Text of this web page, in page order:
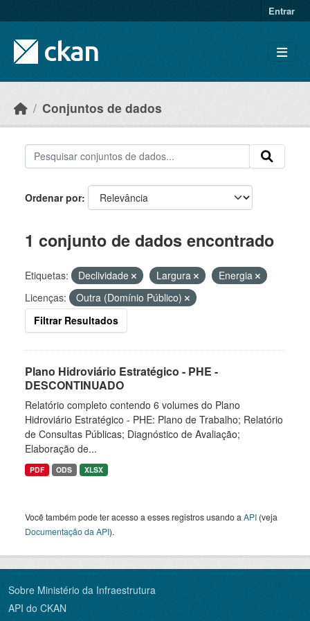
Entrar
Conjuntos de dados
Ordenar por
1 conjunto de dados encontrado
Etiquetas: Declividade Largura
Energia
Licenças:
Outra (Domínio Público)
Filtrar Resultados
Plano Hidroviário Estratégico - PHE -
DESCONTINUADO
Relatório completo contendo 6 volumes do Plano
Hidroviário Estratégico - PHE: Plano de Trabalho; Relatório
de Consultas Públicas; Diagnóstico de Avaliação;
Elaboração de...
PDF ODS XLSX
Você também pode ter acesso a esses registros usando a API (veja
Documentação da API).
Sobre Ministério da Infraestrutura
API do CKAN